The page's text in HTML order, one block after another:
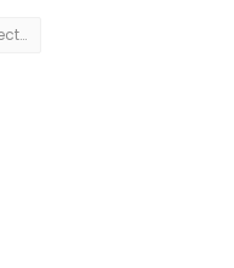
Transtorno do espectro autista